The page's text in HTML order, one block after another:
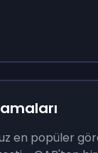
en popüler